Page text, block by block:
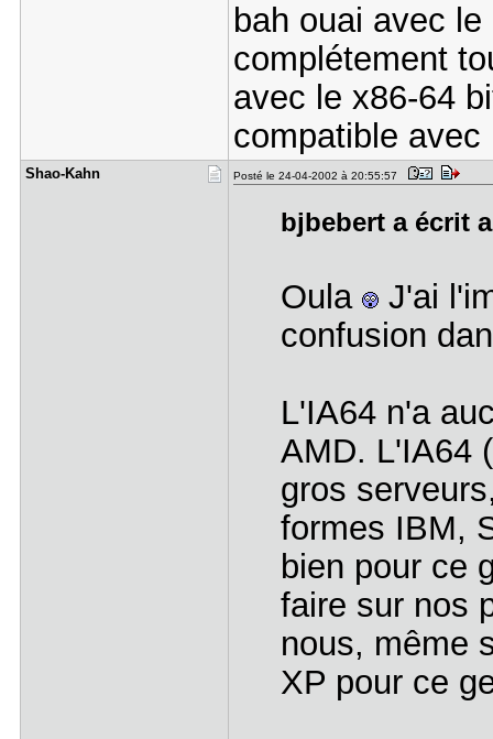
bah ouai avec
complétement
avec le x86-64
compatible
Shao-Kahn Posté le 24-04-2002 à 20:55:57
bjbebert a écrit
Oula
J'ai
confusion
L'IA64 n'a
AMD. L'IA64
gros
formes IBM,
bien pour ce
faire sur nos
nous, même
XP pour ce